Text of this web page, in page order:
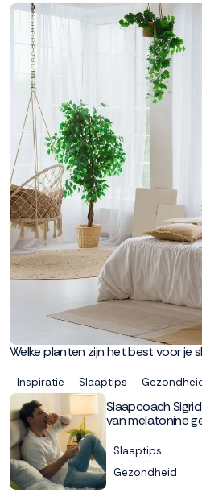
Welke planten zijn het best voor je
Inspiratie Slaaptips
Slaapcoach
van melatonine
Slaaptips
Gezondheid